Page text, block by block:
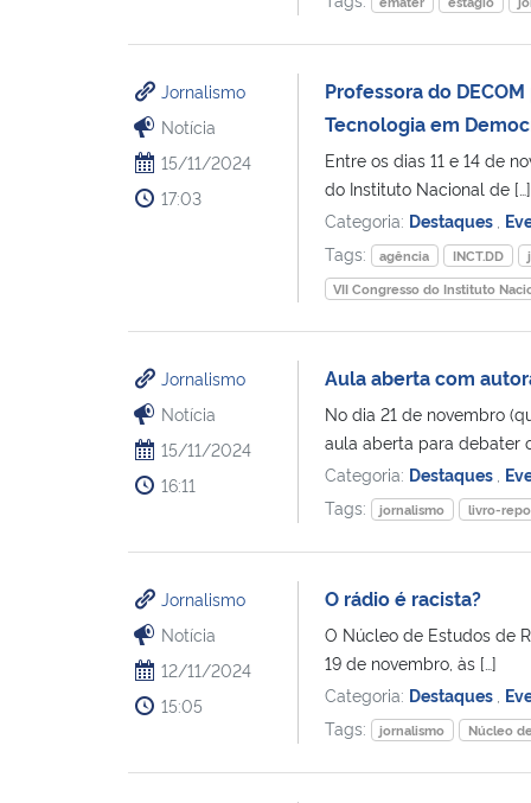
Jornalismo
Notícia
15/11/2024
17:03
Professora do
Tecnologia em
Entre os dias 11 e 14 de
do Instituto Nacional de […]
Categoria: Destaques
Tags:
agência INCT.DD
VII Congresso do Instituto
Jornalismo
Notícia
15/11/2024
16:11
Aula aberta com
No dia 21 de novembro
aula aberta para debater
Categoria: Destaques
Tags:
jornalismo livro-
Jornalismo
Notícia
12/11/2024
15:05
O rádio é racista?
O Núcleo de Estudos de
19 de novembro, às […]
Categoria: Destaques
Tags:
jornalismo Núcleo